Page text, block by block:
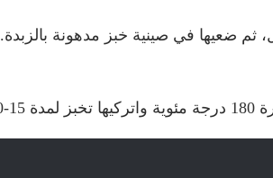
ثم ضعيها في صينية خبز مدهونة بالزبدة.